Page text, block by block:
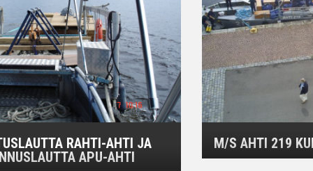
RAHTI-AHTI JA
APU-AHTI
M/S AHTI 219